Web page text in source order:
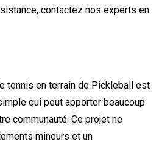
contactez nos experts en
tennis en terrain de Pickleball est
qui peut apporter beaucoup
communauté. Ce projet ne
mineurs et un